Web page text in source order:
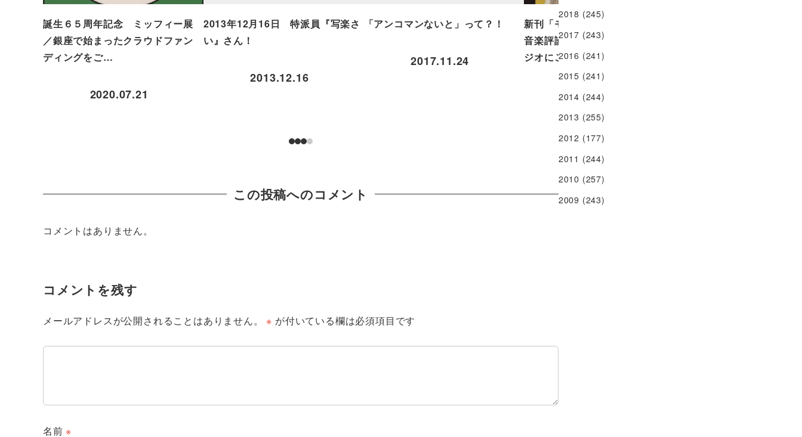
誕生６５周年記念 ミッフィー展
／銀座で始まったクラウドファン
ディングをご…
2020.07.21
2013年12月16日 特派員『写楽さ
い』さん！
2013.12.16
「アンコマンないと」って？！
2017.11.24
新刊「モダン・ジャズ」の著者、
音楽評論家の原田和典さんがスタ
ジオにご登場…
2023.11.17
この投稿へのコメント
コメントはありません。
コメントを残す
メールアドレスが公開されることはありません。 ※ が付いている欄は必須項目です
名前※
2018 (245)
2017 (243)
2016 (241)
2015 (241)
2014 (244)
2013 (255)
2012 (177)
2011 (244)
2010 (257)
2009 (243)